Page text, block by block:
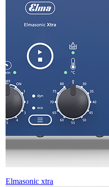
Elmasonic xtra